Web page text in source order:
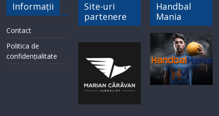
Informații
Contact
Politica de
confidențialitate
Site-uri
partenere
Handbal
Mania